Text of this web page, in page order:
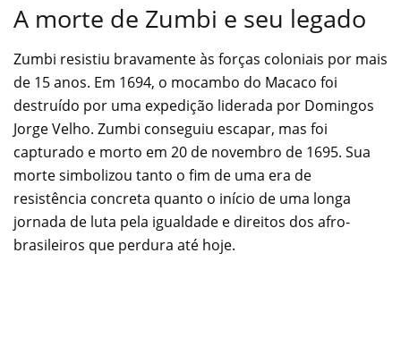
A morte de Zumbi e seu legado
Zumbi resistiu bravamente às forças coloniais por mais
de 15 anos. Em 1694, o mocambo do Macaco foi
destruído por uma expedição liderada por Domingos
Jorge Velho. Zumbi conseguiu escapar, mas foi
capturado e morto em 20 de novembro de 1695. Sua
morte simbolizou tanto o fim de uma era de
resistência concreta quanto o início de uma longa
jornada de luta pela igualdade e direitos dos afro-
brasileiros que perdura até hoje.